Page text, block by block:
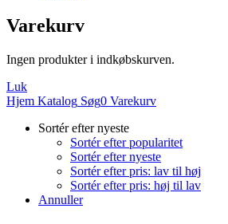
Varekurv
Ingen produkter i indkøbskurven.
Luk
Hjem Katalog Søg0 Varekurv
Sortér efter nyeste
Sortér efter popularitet
Sortér efter nyeste
Sortér efter pris: lav til høj
Sortér efter pris: høj til lav
Annuller